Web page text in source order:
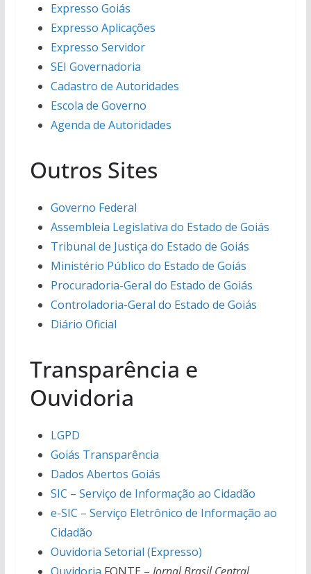
Expresso Goiás
Expresso Aplicações
Expresso Servidor
SEI Governadoria
Cadastro de Autoridades
Escola de Governo
Agenda de Autoridades
Outros Sites
Governo Federal
Assembleia Legislativa do Estado de Goiás
Tribunal de Justiça do Estado de Goiás
Ministério Público do Estado de Goiás
Procuradoria-Geral do Estado de Goiás
Controladoria-Geral do Estado de Goiás
Diário Oficial
Transparência e
Ouvidoria
LGPD
Goiás Transparência
Dados Abertos Goiás
SIC – Serviço de Informação ao Cidadão
e-SIC – Serviço Eletrônico de Informação ao
Cidadão
Ouvidoria Setorial (Expresso)